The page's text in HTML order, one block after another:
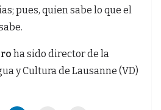
pues, quien sabe lo que el
ha sido director de la
y Cultura de Lausanne (VD)